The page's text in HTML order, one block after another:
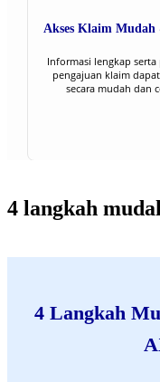
Akses Klaim Mudah
Informasi lengkap serta
pengajuan klaim
secara mudah dan
4 langkah
4 Langkah